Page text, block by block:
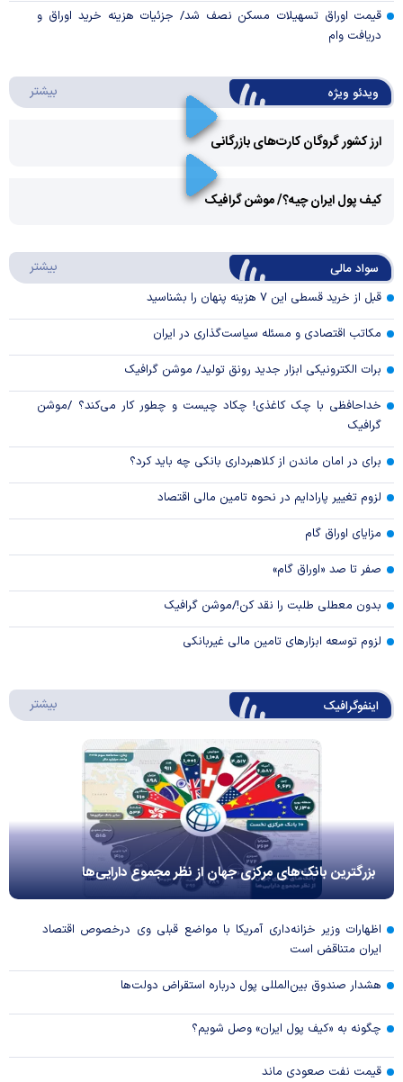
قیمت اوراق تسهیلات مسکن نصف شد/ جزئیات هزینه خرید اوراق و
دریافت وام
ویدئو ویژه بیشتر
ارز کشور گروگان کارت‌های بازرگانی
Video
کیف پول ایران چیه؟/ موشن گرافیک
سواد مالی بیشتر
قبل از خرید قسطی این ۷ هزینه پنهان را بشناسید
مکاتب اقتصادی و مسئله سیاست‌گذاری در ایران
برات الکترونیکی ابزار جدید رونق تولید/ موشن گرافیک
خداحافظی با چک کاغذی! چکاد چیست و چطور کار می‌کند؟ /موشن
گرافیک
برای در امان ماندن از کلاهبرداری بانکی چه باید کرد؟
لزوم تغییر پارادایم در نحوه تامین مالی اقتصاد
مزایای اوراق گام
صفر تا صد «اوراق گام»
بدون معطلی طلبت را نقد کن!/موشن گرافیک
لزوم توسعه ابزارهای تامین مالی غیربانکی
اینفوگرافیک بیشتر
بزرگترین بانک‌های مرکزی جهان از نظر مجموع دارایی‌ها
اظهارات وزیر خزانه‌داری آمریکا با مواضع قبلی وی درخصوص اقتصاد
ایران متناقض است
هشدار صندوق بین‌المللی پول درباره استقراض دولت‌ها
چگونه به «کیف پول ایران» وصل شویم؟
قیمت نفت صعودی ماند